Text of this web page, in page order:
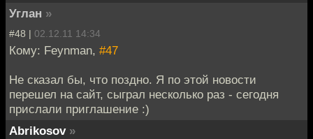
Углан »
#48 | 02.12.11 14:34
Кому: Feynman, #47
Не сказал бы, что поздно. Я по этой новости
перешел на сайт, сыграл несколько раз - сегодня
прислали приглашение :)
Abrikosov »